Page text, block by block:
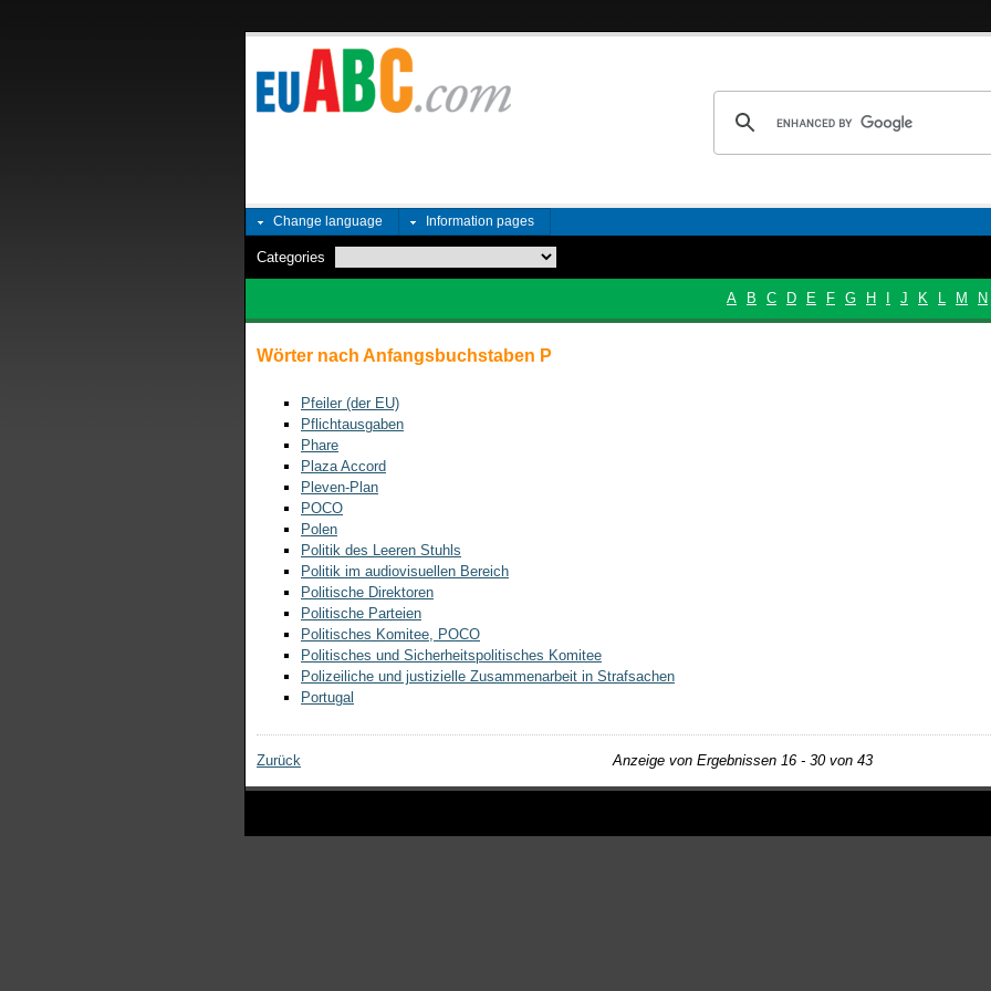
Change language Information pages
Categories
A B C D E F G H J K L M N
Wörter nach Anfangsbuchstaben P
Pfeiler (der EU)
Pflichtausgaben
Phare
Plaza Accord
Pleven-Plan
POCO
Polen
Politik des Leeren Stuhls
Politik im audiovisuellen Bereich
Politische Direktoren
Politische Parteien
Politisches Komitee, POCO
Politisches und Sicherheitspolitisches Komitee
Polizeiliche und justizielle Zusammenarbeit in Strafsachen
Portugal
Zurück Anzeige von Ergebnissen 16 - 30 von 43